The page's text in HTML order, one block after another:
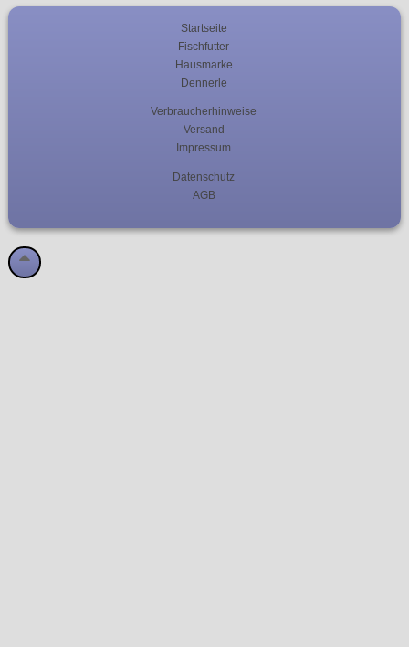
Startseite
Fischfutter
Hausmarke
Dennerle
Verbraucherhinweise
Versand
Impressum
Datenschutz
AGB